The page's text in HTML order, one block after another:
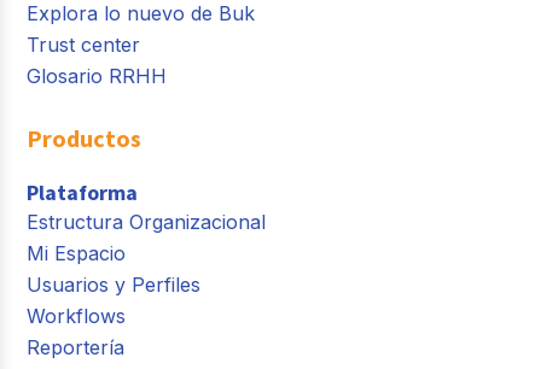
Explora lo nuevo de Buk
Trust center
Glosario RRHH
Productos
Plataforma
Estructura Organizacional
Mi Espacio
Usuarios y Perfiles
Workflows
Reportería